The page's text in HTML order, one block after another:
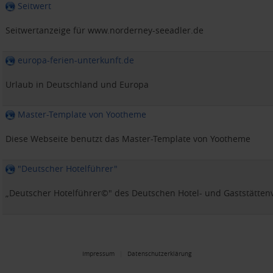
Seitwert
Seitwertanzeige für www.norderney-seeadler.de
europa-ferien-unterkunft.de
Urlaub in Deutschland und Europa
Master-Template von Yootheme
Diese Webseite benutzt das Master-Template von Yootheme
"Deutscher Hotelführer"
„Deutscher Hotelführer©" des Deutschen Hotel- und
Impressum Datenschutzerklärung